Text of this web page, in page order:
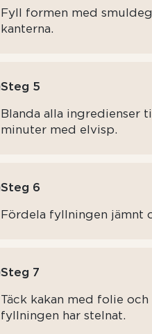
Fyll formen med
kanterna.
Steg 5
Blanda alla ingredienser
minuter med elvisp.
Steg 6
Fördela fyllningen jämnt
Steg 7
Täck kakan med folie
fyllningen har stelnat.